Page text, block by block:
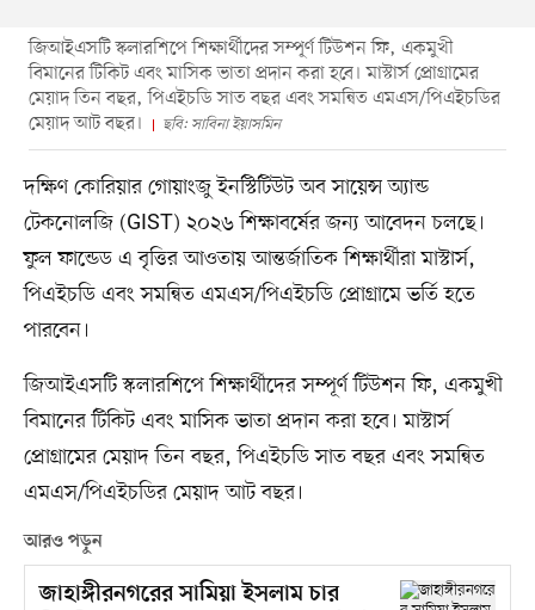
জিআইএসটি স্কলারশিপে শিক্ষার্থীদের সম্পূর্ণ টিউশন ফি, একমুখী
বিমানের টিকিট এবং মাসিক ভাতা প্রদান করা হবে। মাস্টার্স প্রোগ্রামের
মেয়াদ তিন বছর, পিএইচডি সাত বছর এবং সমন্বিত এমএস/পিএইচডির
মেয়াদ আট বছর।
ছবি: সাবিনা ইয়াসমিন
দক্ষিণ কোরিয়ার গোয়াংজু ইনস্টিটিউট অব সায়েন্স অ্যান্ড
টেকনোলজি (GIST) ২০২৬ শিক্ষাবর্ষের জন্য আবেদন চলছে।
ফুল ফান্ডেড এ বৃত্তির আওতায় আন্তর্জাতিক শিক্ষার্থীরা মাস্টার্স,
পিএইচডি এবং সমন্বিত এমএস/পিএইচডি প্রোগ্রামে ভর্তি হতে
পারবেন।
জিআইএসটি স্কলারশিপে শিক্ষার্থীদের সম্পূর্ণ টিউশন ফি, একমুখী
বিমানের টিকিট এবং মাসিক ভাতা প্রদান করা হবে। মাস্টার্স
প্রোগ্রামের মেয়াদ তিন বছর, পিএইচডি সাত বছর এবং সমন্বিত
এমএস/পিএইচডির মেয়াদ আট বছর।
আরও পড়ুন
জাহাঙ্গীরনগরের সামিয়া ইসলাম চার